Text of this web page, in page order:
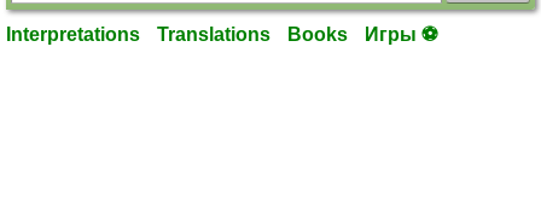
Interpretations Translations Books Игры ⚽